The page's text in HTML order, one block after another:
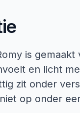
is
en licht
zit onder
op onder